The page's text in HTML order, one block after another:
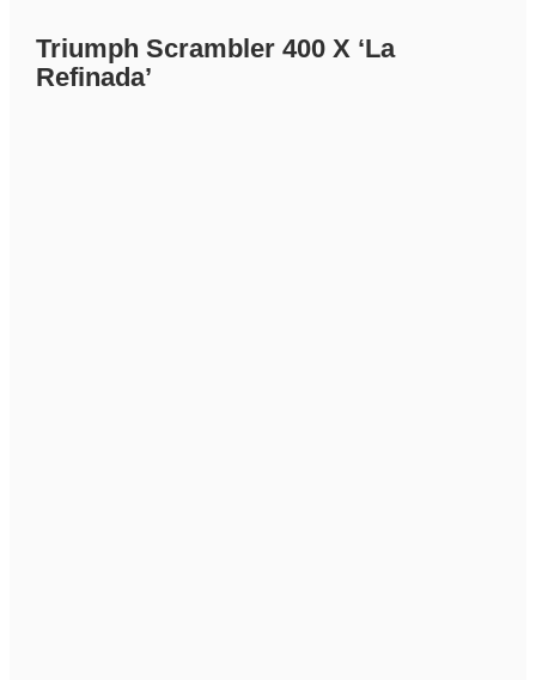
Triumph Scrambler 400 X ‘La
Refinada’